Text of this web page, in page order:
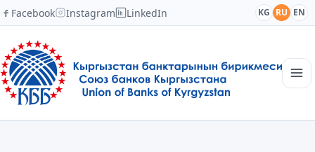
Facebook Instagram LinkedIn KG RU EN